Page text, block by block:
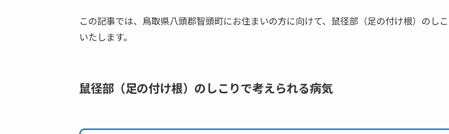
この記事では、鳥取県八頭郡智頭町にお住まいの方に向けて、鼠径部（足の付け根）のし
いたします。
鼠径部（足の付け根）のしこりで考えられる病気